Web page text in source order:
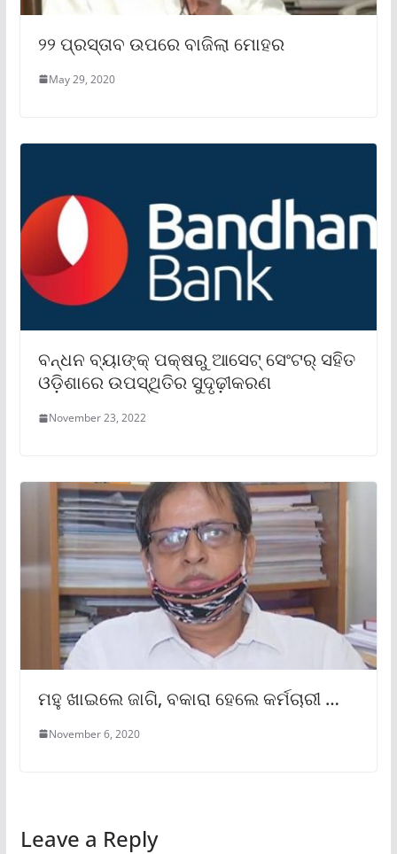
୨୨ ପ୍ରସ୍ତାବ ଉପରେ ବାଜିଲା ମୋହର
May 29, 2020
ବନ୍ଧନ ବ୍ୟାଙ୍କ୍ ପକ୍ଷରୁ ଆସେଟ୍ ସେଂଟର୍ ସହିତ
ଓଡ଼ିଶାରେ ଉପସ୍ଥିତିର ସୁଦୃଢ଼ୀକରଣ
November 23, 2022
ମହୁ ଖାଇଲେ ଜାଗି, ବକାରା ହେଲେ କର୍ମଚାରୀ …
November 6, 2020
Leave a Reply